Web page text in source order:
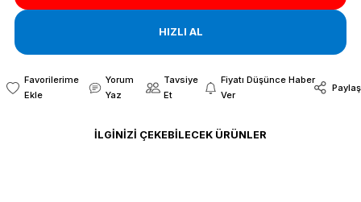
İLGİNİZİ ÇEKEBİLECEK ÜRÜNLER
HIZLI AL
Yorum
Yaz
Tavsiye
Et
Fiyatı Düşünce Haber
Ver
Paylaş